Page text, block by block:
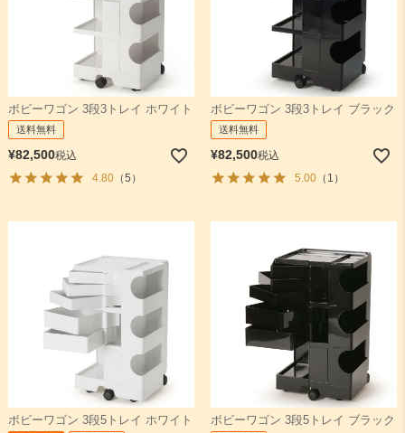
ボビーワゴン 3段3トレイ ホワイト
送料無料
¥82,500税込
4.80（5）
ボビーワゴン 3段3トレイ ブラック
送料無料
¥82,500税込
5.00（1）
ボビーワゴン 3段5トレイ ホワイト ボビーワゴン 3段5トレイ ブラック